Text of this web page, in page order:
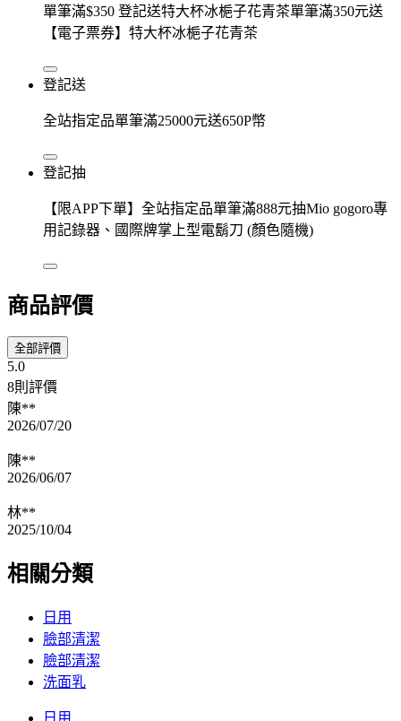
單筆滿$350 登記送特大杯冰梔子花青茶單筆滿350元送
【電子票券】特大杯冰梔子花青茶
登記送
全站指定品單筆滿25000元送650P幣
登記抽
【限APP下單】全站指定品單筆滿888元抽Mio gogoro專
用記錄器、國際牌掌上型電鬍刀 (顏色隨機)
商品評價
全部評價
5.0
8則評價
陳**
2026/07/20
陳**
2026/06/07
林**
2025/10/04
相關分類
日用
臉部清潔
臉部清潔
洗面乳